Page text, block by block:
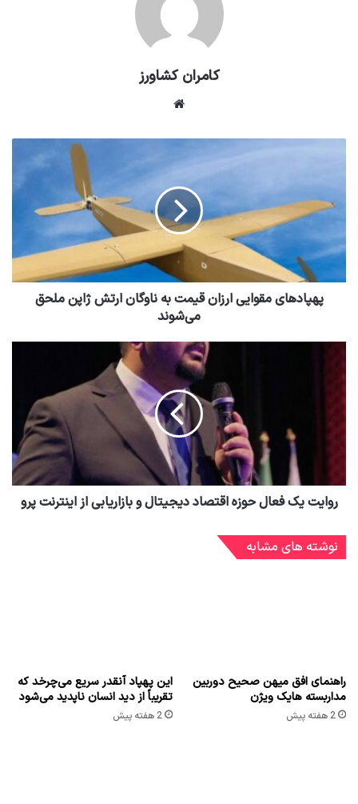
کامران کشاورز
پهپادهای مقوایی ارزان قیمت به ناوگان ارتش ژاپن ملحق
می‌شوند
روایت یک فعال حوزه اقتصاد دیجیتال و بازاریابی از اینترنت پرو
نوشته های مشابه
راهنمای افق میهن صحیح دوربین
مداربسته هایک ویژن
2 هفته پیش
این پهپاد آنقدر سریع می‌چرخد که
تقریباً از دید انسان ناپدید می‌شود
2 هفته پیش